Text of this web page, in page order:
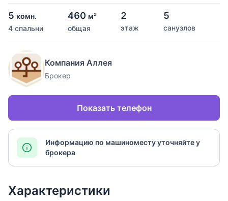
5 комн.
4 спальни
460 м2
общая
2
этаж
5
санузлов
Компания Аллея
Брокер
Показать телефон
Информацию по машиноместу уточняйте у
брокера
Характеристики